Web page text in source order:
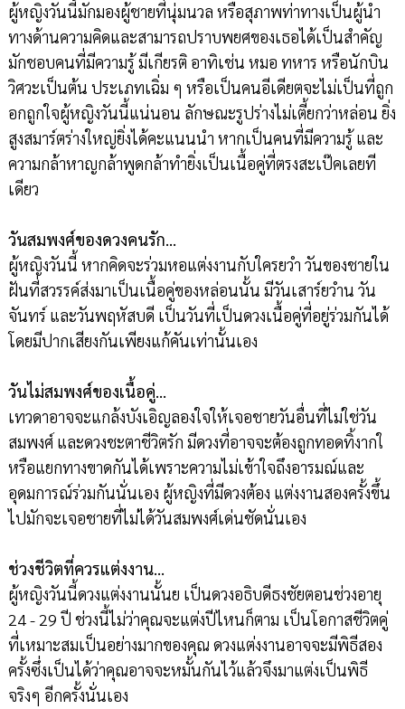
ผู้หญิงวันนี้มักมองผู้ชายที่นุ่มนวล หรือสุภาพท่าทางเป็นผู้นำ
ทางด้านความคิดและสามารถปราบพยศของเธอได้เป็นสำคัญ
มักชอบคนที่มีความรู้ มีเกียรติ อาทิเช่น หมอ ทหาร หรือนักบิน
วิศวะเป็นต้น ประเภทเฉิ่ม ๆ หรือเป็นคนอีเดียตจะไม่เป็นที่ถูก
อกถูกใจผู้หญิงวันนี้แน่นอน ลักษณะรูปร่างไม่เตี้ยกว่าหล่อน ยิ่ง
สูงสมาร์ตร่างใหญ่ยิ่งได้คะแนนนำ หากเป็นคนที่มีความรู้ และ
ความกล้าหาญกล้าพูดกล้าทำยิ่งเป็นเนื้อคู่ที่ตรงสะเป๊คเลยที
เดียว
วันสมพงศ์ของดวงคนรัก…
ผู้หญิงวันนี้ หากคิดจะร่วมหอแต่งงานกับใครยวำ วันของชายใน
ฝันที่สวรรค์ส่งมาเป็นเนื้อคู่ของหล่อนนั้น มีวันเสาร์ยวำน วัน
จันทร์ และวันพฤหัสบดี เป็นวันที่เป็นดวงเนื้อคู่ที่อยู่ร่วมกันได้
โดยมีปากเสียงกันเพียงแก้คันเท่านั้นเอง
วันไม่สมพงศ์ของเนื้อคู่…
เทวดาอาจจะแกล้งบังเอิญลองใจให้เจอชายวันอื่นที่ไม่ใช่วัน
สมพงศ์ และดวงชะตาชีวิตรัก มีดวงที่อาจจะต้องถูกทอดทิ้งากใ
หรือแยกทางขาดกันได้เพราะความไม่เข้าใจถึงอารมณ์และ
อุดมการณ์ร่วมกันนั่นเอง ผู้หญิงที่มีดวงต้อง แต่งงานสองครั้งขึ้น
ไปมักจะเจอชายที่ไม่ได้วันสมพงศ์เด่นชัดนั่นเอง
ช่วงชีวิตที่ควรแต่งงาน…
ผู้หญิงวันนี้ดวงแต่งงานนั้นย เป็นดวงอธิบดีธงชัยตอนช่วงอายุ
24 - 29 ปี ช่วงนี้ไม่ว่าคุณจะแต่งปีไหนก็ตาม เป็นโอกาสชีวิตคู่
ที่เหมาะสมเป็นอย่างมากของคุณ ดวงแต่งงานอาจจะมีพิธีสอง
ครั้งซึ่งเป็นได้ว่าคุณอาจจะหมั้นกันไว้แล้วจึงมาแต่งเป็นพิธี
จริงๆ อีกครั้งนั่นเอง